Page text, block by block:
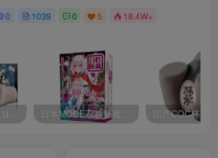
0 1039 0 5 18.4W+
国产谜姬江东三姐妹国潮飞机杯低中高刺激度全覆盖飞机杯测评报告 日本MODE召唤魅魔飞机杯高刺激榨汁姬名器倒模自慰器使用体验及测评报告